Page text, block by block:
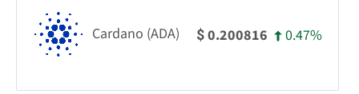
Cardano (ADA) $0.200816 0.47%